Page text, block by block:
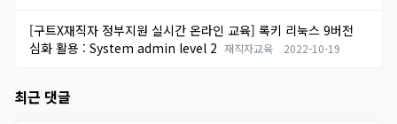
[구트X재직자 정부지원 실시간 온라인 교육] 록키 리눅스 9버전
심화 활용 : System admin level 2 재직자교육 2022-10-19
최근 댓글